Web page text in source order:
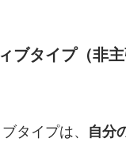
ブタイプ（非
タイプは、
自分